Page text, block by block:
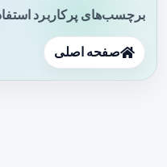
برچسب‌های پرکاربرد
صفحه اصلی